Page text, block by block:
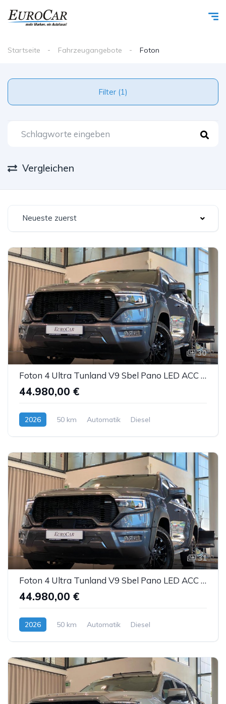
Startseite Fahrzeugangebote Foton
Filter (1)
Vergleichen
Neueste zuerst
30
Foton 4 Ultra Tunland V9 Sbel Pano LED ACC AHK 360°
44.980,00 €
2026 50 km Automatik Diesel
31
Foton 4 Ultra Tunland V9 Sbel Pano LED ACC AHK 360°
44.980,00 €
2026 50 km Automatik Diesel